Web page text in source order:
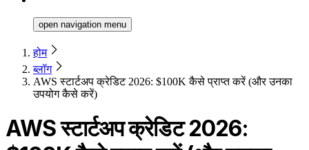
open navigation menu
होम
ब्लॉग
AWS स्टार्टअप क्रेडिट 2026: $100K कैसे प्राप्त करें (और उनका
उपयोग कैसे करें)
AWS स्टार्टअप क्रेडिट 2026: